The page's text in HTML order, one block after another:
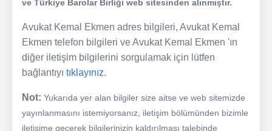
ve Türkiye Barolar Birliği web sitesinden alınmıştır.
Avukat Kemal Ekmen adres bilgileri, Avukat Kemal
Ekmen telefon bilgileri ve Avukat Kemal Ekmen 'ın
diğer iletişim bilgilerini sorgulamak için lütfen
bağlantıyı tıklayınız.
Not: Yukarıda yer alan bilgiler size aitse ve web sitemizde
yayınlanmasını istemiyorsanız, iletişim bölümünden bizimle
iletişime geçerek bilgilerinizin kaldırılması talebinde